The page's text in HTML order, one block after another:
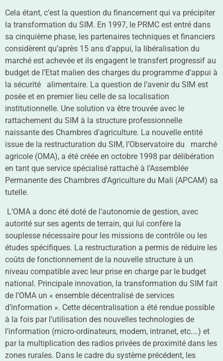
Cela étant, c’est la question du financement qui va précipiter
la transformation du SIM. En 1997, le PRMC est entré dans
sa cinquième phase, les partenaires techniques et financiers
considèrent qu’après 15 ans d’appui, la libéralisation du
marché est achevée et ils engagent le transfert progressif au
budget de l’Etat malien des charges du programme d’appui à
la sécurité alimentaire. La question de l’avenir du SIM est
posée et en premier lieu celle de sa localisation
institutionnelle. Une solution va être trouvée avec le
rattachement du SIM à la structure professionnelle
naissante des Chambres d’agriculture. La nouvelle entité
issue de la restructuration du SIM, l’Observatoire du marché
agricole (OMA), a été créée en octobre 1998 par délibération
en tant que service spécialisé rattaché à l’Assemblée
Permanente des Chambres d’Agriculture du Mali (APCAM) sa
tutelle.
L’OMA a donc été doté de l’autonomie de gestion, avec
autorité sur ses agents de terrain, qui lui confère la
souplesse nécessaire pour les missions de contrôle ou les
études spécifiques. La restructuration a permis de réduire les
coûts de fonctionnement de la nouvelle structure à un
niveau compatible avec leur prise en charge par le budget
national. Principale innovation, la transformation du SIM fait
de l’OMA un « ensemble décentralisé de services
d’information ». Cette décentralisation a été rendue possible
à la fois par l’utilisation des nouvelles technologies de
l’information (micro-ordinateurs, modem, intranet, etc.…) et
par la multiplication des radios privées de proximité dans les
zones rurales. Dans le cadre du système précédent, les